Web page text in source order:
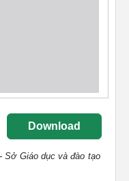
Download
Sở Giáo dục và đào tạo